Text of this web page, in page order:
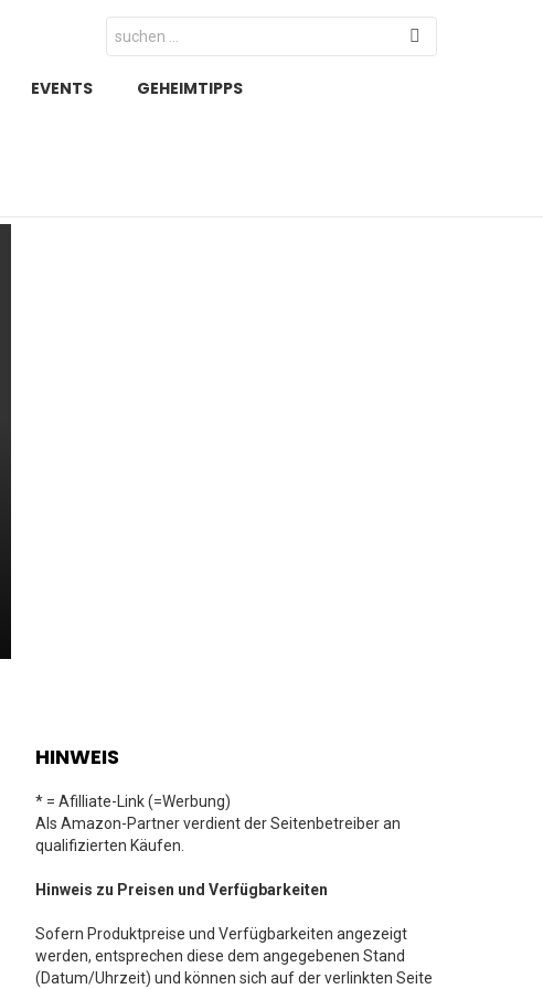
Search
for:
EVENTS GEHEIMTIPPS
HINWEIS
* = Afilliate-Link (=Werbung)
Als Amazon-Partner verdient der Seitenbetreiber an
qualifizierten Käufen.
Hinweis zu Preisen und Verfügbarkeiten
Sofern Produktpreise und Verfügbarkeiten angezeigt
werden, entsprechen diese dem angegebenen Stand
(Datum/Uhrzeit) und können sich auf der verlinkten Seite